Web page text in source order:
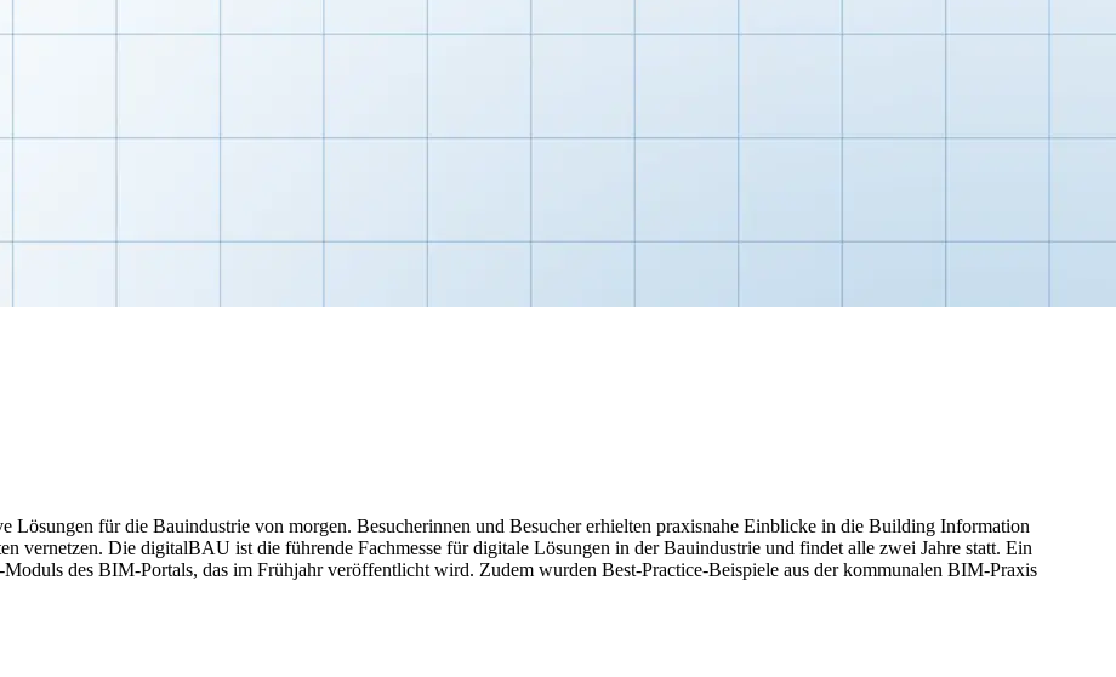
für die Bauindustrie von morgen. Besucherinnen und Besucher erhielten praxisnahe Einblicke in die Building Information
vernetzen. Die digitalBAU ist die führende Fachmesse für digitale Lösungen in der Bauindustrie und findet alle zwei Jahre statt. Ein
des BIM-Portals, das im Frühjahr veröffentlicht wird. Zudem wurden Best-Practice-Beispiele aus der kommunalen BIM-Praxis